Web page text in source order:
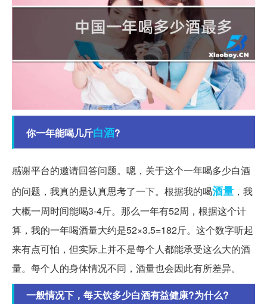
你一年能喝几斤白酒?
感谢平台的邀请回答问题。嗯，关于这个一年喝多少白酒
的问题，我真的是认真思考了一下。根据我的喝酒量 ，我
大概一周时间能喝3-4斤。那么一年有52周，根据这个计
算，我的一年喝酒量大约是52×3.5=182斤。这个数字听起
来有点可怕，但实际上并不是每个人都能承受这么大的酒
量。每个人的身体情况不同，酒量也会因此有所差异。
一般情况下，每天饮多少白酒有益健康?为什么?